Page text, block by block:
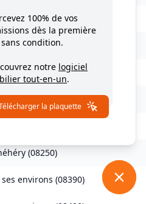
)
)
Elaire
(08250)
environs (08390)
100% de vos
dès la première
condition.
notre logiciel
tout-en-un.
la plaquette